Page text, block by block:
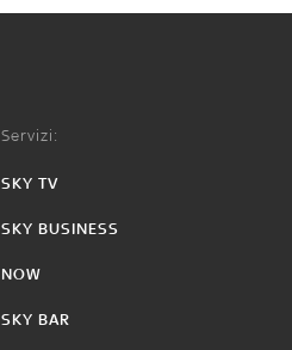
Servizi:
SKY TV
SKY BUSINESS
NOW
SKY BAR